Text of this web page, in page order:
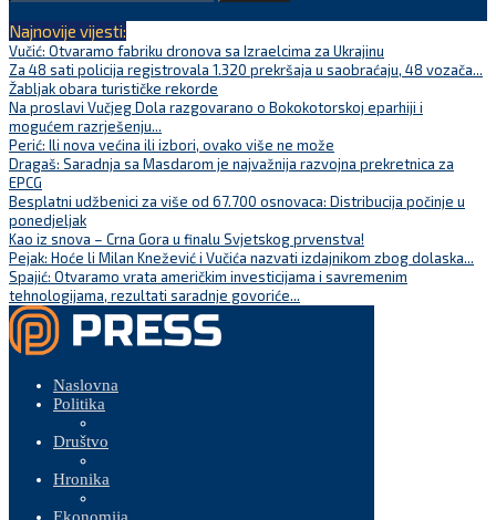
Najnovije vijesti:
Vučić: Otvaramo fabriku dronova sa Izraelcima za Ukrajinu
Za 48 sati policija registrovala 1.320 prekršaja u saobraćaju, 48 vozača...
Žabljak obara turističke rekorde
Na proslavi Vučjeg Dola razgovarano o Bokokotorskoj eparhiji i
mogućem razrješenju...
Perić: Ili nova većina ili izbori, ovako više ne može
Dragaš: Saradnja sa Masdarom je najvažnija razvojna prekretnica za
EPCG
Besplatni udžbenici za više od 67.700 osnovaca: Distribucija počinje u
ponedjeljak
Kao iz snova – Crna Gora u finalu Svjetskog prvenstva!
Pejak: Hoće li Milan Knežević i Vučića nazvati izdajnikom zbog dolaska...
Spajić: Otvaramo vrata američkim investicijama i savremenim
tehnologijama, rezultati saradnje govoriće...
Naslovna
Politika
Društvo
Hronika